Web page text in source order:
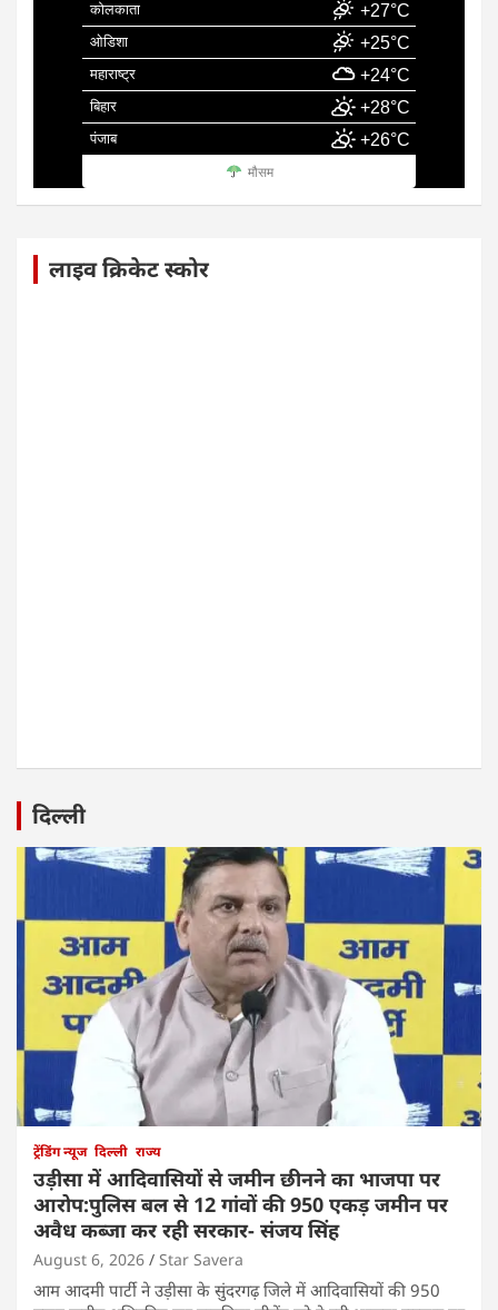
कोलकाता +27°C
ओडिशा +25°C
महाराष्ट्र +24°C
बिहार +28°C
पंजाब +26°C
मौसम
लाइव क्रिकेट स्कोर
दिल्ली
ट्रेंडिंग न्यूज दिल्ली राज्य
उड़ीसा में आदिवासियों से जमीन छीनने का भाजपा पर
आरोप:पुलिस बल से 12 गांवों की 950 एकड़ जमीन पर
अवैध कब्जा कर रही सरकार- संजय सिंह
August 6, 2026 Star Savera
आम आदमी पार्टी ने उड़ीसा के सुंदरगढ़ जिले में आदिवासियों की 950